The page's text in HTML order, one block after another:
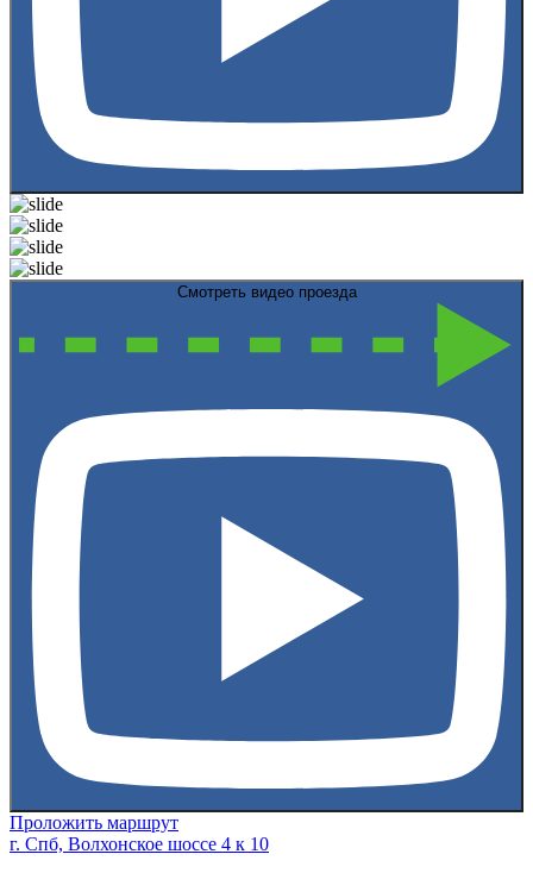
Смотреть видео проезда
Проложить маршрут
г. Спб, Волхонское шоссе 4 к 10